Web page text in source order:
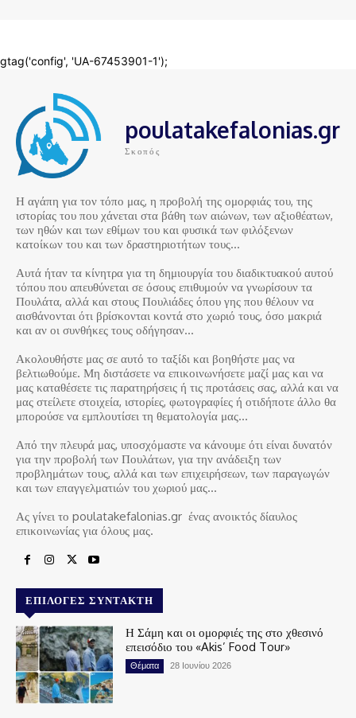
poulatakefalonias.gr
Σκοπός
Η αγάπη για τον τόπο μας, η προβολή της ομορφιάς του, της
ιστορίας του που χάνεται στα βάθη των αιώνων, των αξιοθέατων,
των ηθών και των εθίμων του και φυσικά των φιλόξενων
κατοίκων του και των δραστηριοτήτων τους…
Αυτά ήταν τα κίνητρα για τη δημιουργία του διαδικτυακού αυτού
τόπου που απευθύνεται σε όσους επιθυμούν να γνωρίσουν τα
Πουλάτα, αλλά και στους Πουλιάδες όπου γης που θέλουν να
αισθάνονται ότι βρίσκονται κοντά στο χωριό τους, όσο μακριά
και αν οι συνθήκες τους οδήγησαν…
Ακολουθήστε μας σε αυτό το ταξίδι και βοηθήστε μας να
βελτιωθούμε. Μη διστάσετε να επικοινωνήσετε μαζί μας και να
μας καταθέσετε τις παρατηρήσεις ή τις προτάσεις σας, αλλά και να
μας στείλετε στοιχεία, ιστορίες, φωτογραφίες ή οτιδήποτε άλλο θα
μπορούσε να εμπλουτίσει τη θεματολογία μας…
Από την πλευρά μας, υποσχόμαστε να κάνουμε ότι είναι δυνατόν
για την προβολή των Πουλάτων, για την ανάδειξη των
προβλημάτων τους, αλλά και των επιχειρήσεων, των παραγωγών
και των επαγγελματιών του χωριού μας…
Ας γίνει το poulatakefalonias.gr ένας ανοικτός δίαυλος
επικοινωνίας για όλους μας.
ΕΠΙΛΟΓΈΣ ΣΥΝΤΆΚΤΗ
Η Σάμη και οι ομορφιές της στο χθεσινό
επεισόδιο του «Akis’ Food Tour»
Θέματα 28 Ιουνίου 2026